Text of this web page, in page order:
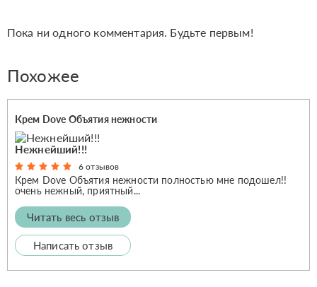
Пока ни одного комментария. Будьте первым!
Похожее
Крем Dove Объятия нежности
Нежнейший!!!
6 отзывов
Крем Dove Объятия нежности полностью мне подошел!!
очень нежный, приятный...
Читать весь отзыв
Написать отзыв